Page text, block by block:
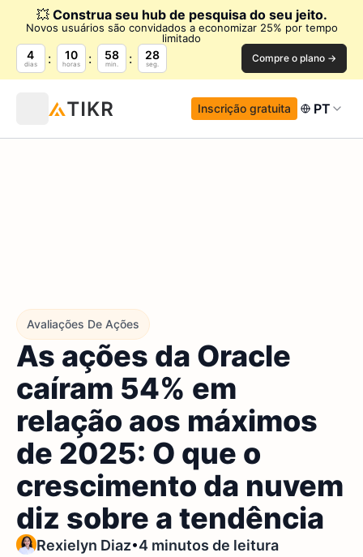
💥 Construa seu hub de pesquisa do seu jeito.
Novos usuários são convidados a economizar 25% por tempo
limitado
4
dias
10
horas
58
min.
27
seg. Compre o plano →
Inscrição gratuita PT
Avaliações De Ações
As ações da Oracle
caíram 54% em
relação aos máximos
de 2025: O que o
crescimento da nuvem
diz sobre a tendência
Rexielyn Diaz•4 minutos de leitura